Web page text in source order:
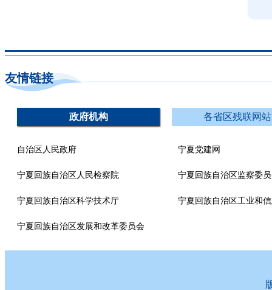
友情链接
政府机构 各省区残联网站
自治区人民政府 宁夏党建网
宁夏回族自治区人民检察院 宁夏回族自治区监察委
宁夏回族自治区科学技术厅 宁夏回族自治区工业和
宁夏回族自治区发展和改革委员会